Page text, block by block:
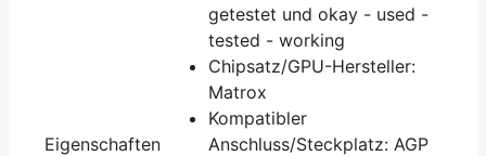
Eigenschaften
getestet und okay - used -
tested - working
Chipsatz/GPU-Hersteller:
Matrox
Kompatibler
Anschluss/Steckplatz: AGP